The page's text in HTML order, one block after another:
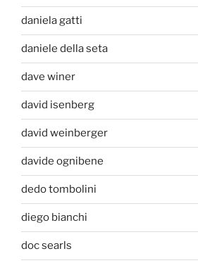
daniela gatti
daniele della seta
dave winer
david isenberg
david weinberger
davide ognibene
dedo tombolini
diego bianchi
doc searls